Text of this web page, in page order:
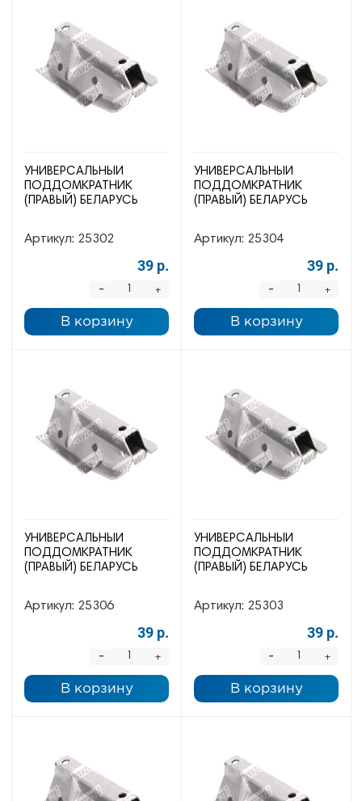
УНИВЕРСАЛЬНЫЙ
ПОДДОМКРАТНИК
(ПРАВЫЙ) БЕЛАРУСЬ
Артикул: 25302
39 р.
+
-
В корзину
УНИВЕРСАЛЬНЫЙ
ПОДДОМКРАТНИК
(ПРАВЫЙ) БЕЛАРУСЬ
Артикул: 25304
39 р.
+
-
В корзину
УНИВЕРСАЛЬНЫЙ
ПОДДОМКРАТНИК
(ПРАВЫЙ) БЕЛАРУСЬ
Артикул: 25306
39 р.
+
-
В корзину
УНИВЕРСАЛЬНЫЙ
ПОДДОМКРАТНИК
(ПРАВЫЙ) БЕЛАРУСЬ
Артикул: 25303
39 р.
+
-
В корзину